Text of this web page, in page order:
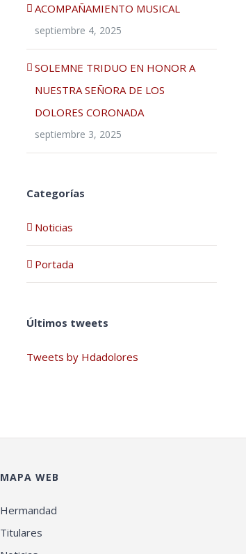
ACOMPAÑAMIENTO MUSICAL
septiembre 4, 2025
SOLEMNE TRIDUO EN HONOR A
NUESTRA SEÑORA DE LOS
DOLORES CORONADA
septiembre 3, 2025
Categorías
Noticias
Portada
Últimos tweets
Tweets by Hdadolores
MAPA WEB
Hermandad
Titulares